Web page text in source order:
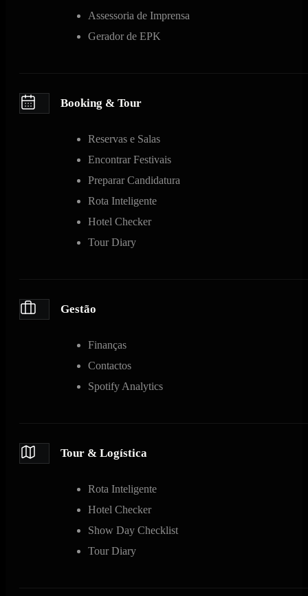
Assessoria de Imprensa
Gerador de EPK
Booking & Tour
Reservas e Salas
Encontrar Festivais
Preparar Candidatura
Rota Inteligente
Hotel Checker
Tour Diary
Gestão
Finanças
Contactos
Spotify Analytics
Tour & Logística
Rota Inteligente
Hotel Checker
Show Day Checklist
Tour Diary